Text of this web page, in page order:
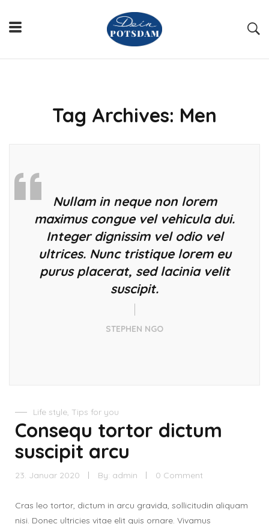
Tag Archives: Men
Nullam in neque non lorem
maximus congue vel vehicula dui.
Integer dignissim vel odio vel
ultrices. Nunc tristique lorem eu
purus placerat, sed lacinia velit
suscipit.
STEPHEN NGO
Life style, Tips for you
Consequ tortor dictum
suscipit arcu
23. Januar 2020 By: admin 0 Comment
Cras leo tortor, dictum in arcu gravida, sollicitudin aliquam
nisi. Donec ultricies vitae elit quis ornare. Vivamus